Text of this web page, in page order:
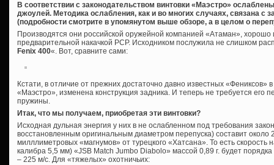
В соответствии с законодательством винтовки «Маэстро»
джоулей. Методика ослабления, как и во многих случаях, связана с
(подробности смотрите в упомянутом выше обзоре, а в целом о
Производятся они российской оружейной компанией «Атаман»,
предварительной накачкой PCP. Исходником послужила не слишком
Fenix 400«. Вот, сравните сами:
Кстати, в отличие от прежних достаточно давно известных «Фениксов»
«Маэстро», изменена конструкция задника. И теперь не требуется его
пружины.
Итак, что мы получаем, приобретая эти винтовки?
Исходная дульная энергия у них в не ослабленном под требования
восстановленным оригинальным диаметром перепуска) составит
милллиметровых «магнумов» от турецкого «Хатсана». То есть скорость
калибра 5,5 мм) «JSB Match Jumbo Diabolo» массой 0,89 г. будет
– 225 м/с. Для «тяжелых» охотничьих: